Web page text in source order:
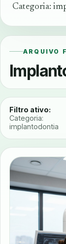
Categoria:
ARQUIVO
Filtro ativo:
Categoria:
implantodontia